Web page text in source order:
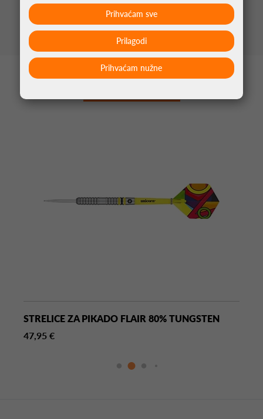
mm Tungsten
STRELICE ZA PIKADO FLAIR 80% TUNGSTEN
47,95 €
Prihvaćam nužne
Prilagodi
Prihvaćam sve